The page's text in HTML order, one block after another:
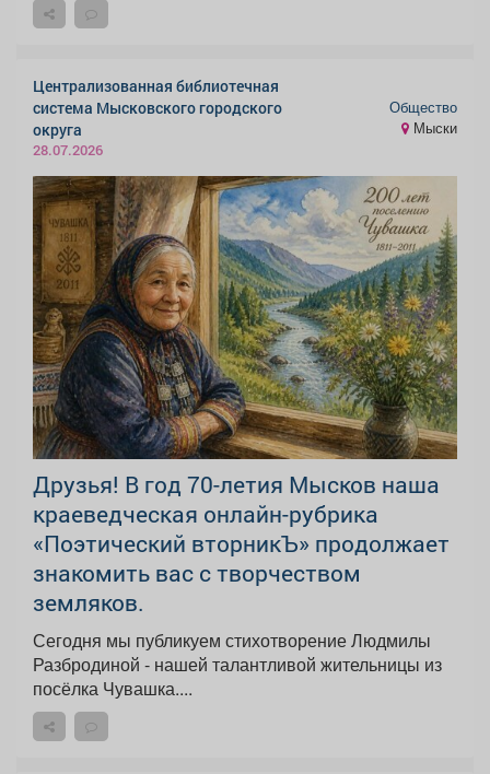
Централизованная библиотечная
система Мысковского городского
округа
28.07.2026
Общество
Мыски
Друзья! В год 70-летия Мысков наша
краеведческая онлайн-рубрика
«Поэтический вторникЪ» продолжает
знакомить вас с творчеством
земляков.
Сегодня мы публикуем стихотворение Людмилы
Разбродиной - нашей талантливой жительницы из
посёлка Чувашка....